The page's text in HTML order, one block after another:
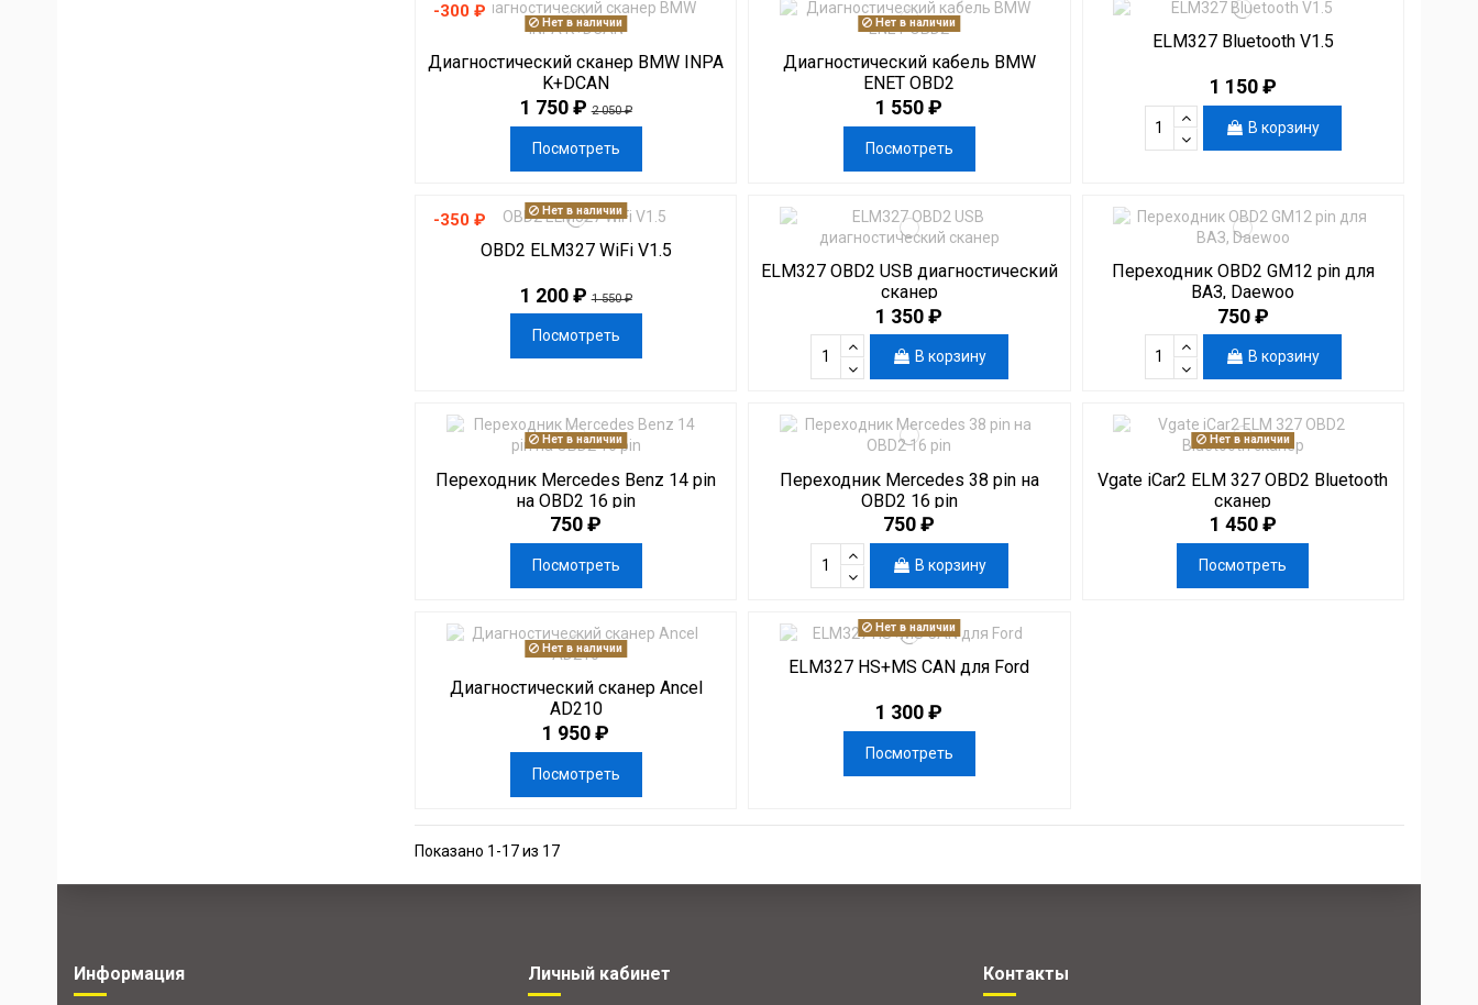
-300 ₽
Нет в наличии
Диагностический сканер BMW INPA
K+DCAN
1 750 ₽2 050 ₽
Посмотреть
Нет в наличии
Диагностический кабель BMW
ENET OBD2
1 550 ₽
Посмотреть
ELM327 Bluetooth V1.5
1 150 ₽
В корзину
-350 ₽ Нет в наличии
OBD2 ELM327 WiFi V1.5
1 200 ₽1 550 ₽
Посмотреть
ELM327 OBD2 USB диагностический
сканер
1 350 ₽
В корзину
Переходник OBD2 GM12 pin для
ВАЗ, Daewoo
750 ₽
В корзину
Нет в наличии
Переходник Mercedes Benz 14 pin
на OBD2 16 pin
750 ₽
Посмотреть
Переходник Mercedes 38 pin на
OBD2 16 pin
750 ₽
В корзину
Нет в наличии
Vgate iCar2 ELM 327 OBD2 Bluetooth
сканер
1 450 ₽
Посмотреть
Нет в наличии
Диагностический сканер Ancel
AD210
1 950 ₽
Посмотреть
Нет в наличии
ELM327 HS+MS CAN для Ford
1 300 ₽
Посмотреть
Показано 1-17 из 17
Информация Личный кабинет Контакты